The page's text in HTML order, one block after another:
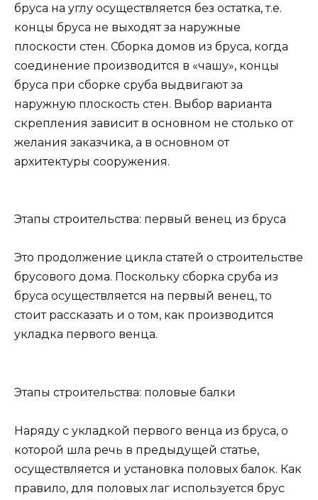
бруса на углу осуществляется без остатка, т.е.
концы бруса не выходят за наружные
плоскости стен. Сборка домов из бруса, когда
соединение производится в «чашу», концы
бруса при сборке сруба выдвигают за
наружную плоскость стен. Выбор варианта
скрепления зависит в основном не столько от
желания заказчика, а в основном от
архитектуры сооружения.
Этапы строительства: первый венец из бруса
Это продолжение цикла статей о строительстве
брусового дома. Поскольку сборка сруба из
бруса осуществляется на первый венец, то
стоит рассказать и о том, как производится
укладка первого венца.
Этапы строительства: половые балки
Наряду с укладкой первого венца из бруса, о
которой шла речь в предыдущей статье,
осуществляется и установка половых балок. Как
правило, для половых лаг используется брус